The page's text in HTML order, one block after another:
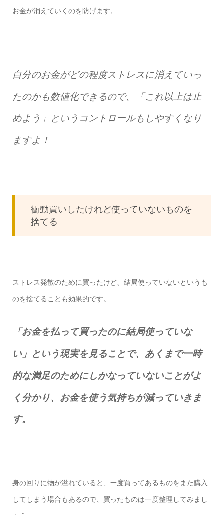
お金が消えていくのを防げます。
自分のお金がどの程度ストレスに消えていっ
たのかも数値化できるので、「これ以上は止
めよう」というコントロールもしやすくなり
ますよ！
衝動買いしたけれど使っていないものを
捨てる
ストレス発散のために買ったけど、結局使っていないというも
のを捨てることも効果的です。
「お金を払って買ったのに結局使っていな
い」という現実を見ることで、あくまで一時
的な満足のためにしかなっていないことがよ
く分かり、お金を使う気持ちが減っていきま
す。
身の回りに物が溢れていると、一度買ってあるものをまた購入
してしまう場合もあるので、買ったものは一度整理してみまし